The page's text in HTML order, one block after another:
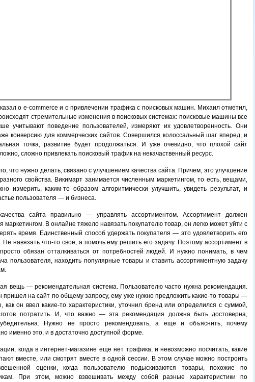
о e-commerce и о привлечении трафика с поисковых машин. Михаил отметил,
стремительные изменения в поисковых системах: поисковые машины все
учитывают поведение пользователей, измеряют их удовлетворенность. Они
конверсию для коммерческих сайтов. Совершился колоссальный шаг вперед, и
точка, развитие будет продолжаться. И уже очевидно, что плохой сайт
сложно привлекать поисковый трафик на некачаственный ресурс.
что нужно делать, связано с улучшением качества сайта. Причем, это улучшение
свойства. Викимарт занимается численным маркетингом, то есть, вещами,
измерить, каким-то образом алгоритмически улучшить, увидеть результат, и
пользователя — и бизнеса.
сайта правильно — управлять ассортиментом. Ассортимент должен
маркетингом. В онлайне тяжело навязать покупателю товар, он легко может уйти с
время. Единственный способ удержать покупателя — это удовлетворить его
Не навязать что-то свое, а помочь ему решить его задачу. Поэтому ассортимент в
обязан отталкиваться от потребностей людей. И нужно понимать, в чем
пользователя, находить популярные товары и ставить ассортиментную задачу
вещь — рекомендательная система. Пользователю часто нужна рекомендация.
пришел на сайт по общему запросу, ему уже нужно предложить какие-то товары —
как он ввел какие-то характеристики, уточнил бренд или определился с суммой,
потратить. И, что важно — эта рекомендация должна быть достоверна,
Нужно не просто рекомендовать, а еще и объяснить, почему
именно это, и в достаточно доступной форме.
когда в интернет-магазине еще нет трафика, и невозможно посчитать, какие
вместе, или смотрят вместе в одной сессии. В этом случае можно построить
оценки, когда пользователю подыскиваются товары, похожие по
При этом, можно взвешивать между собой разные характеристики по